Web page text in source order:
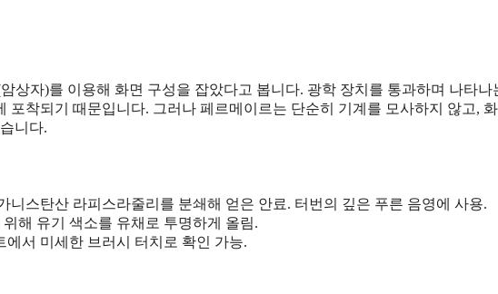
상자)를 이용해 화면 구성을 잡았다고 봅니다. 광학 장치를 통과하며 나타나
포착되기 때문입니다. 그러나 페르메이르는 단순히 기계를 모사하지 않고,
니다.
니스탄산 라피스라줄리를 분쇄해 얻은 안료. 터번의 깊은 푸른 음영에 사용.
해 유기 색소를 유채로 투명하게 올림.
에서 미세한 브러시 터치로 확인 가능.